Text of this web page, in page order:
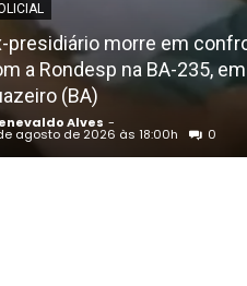
presidiário morre em
a Rondesp na BA-235, em
(BA)
Alves -
agosto de 2026 às 18:00h 0